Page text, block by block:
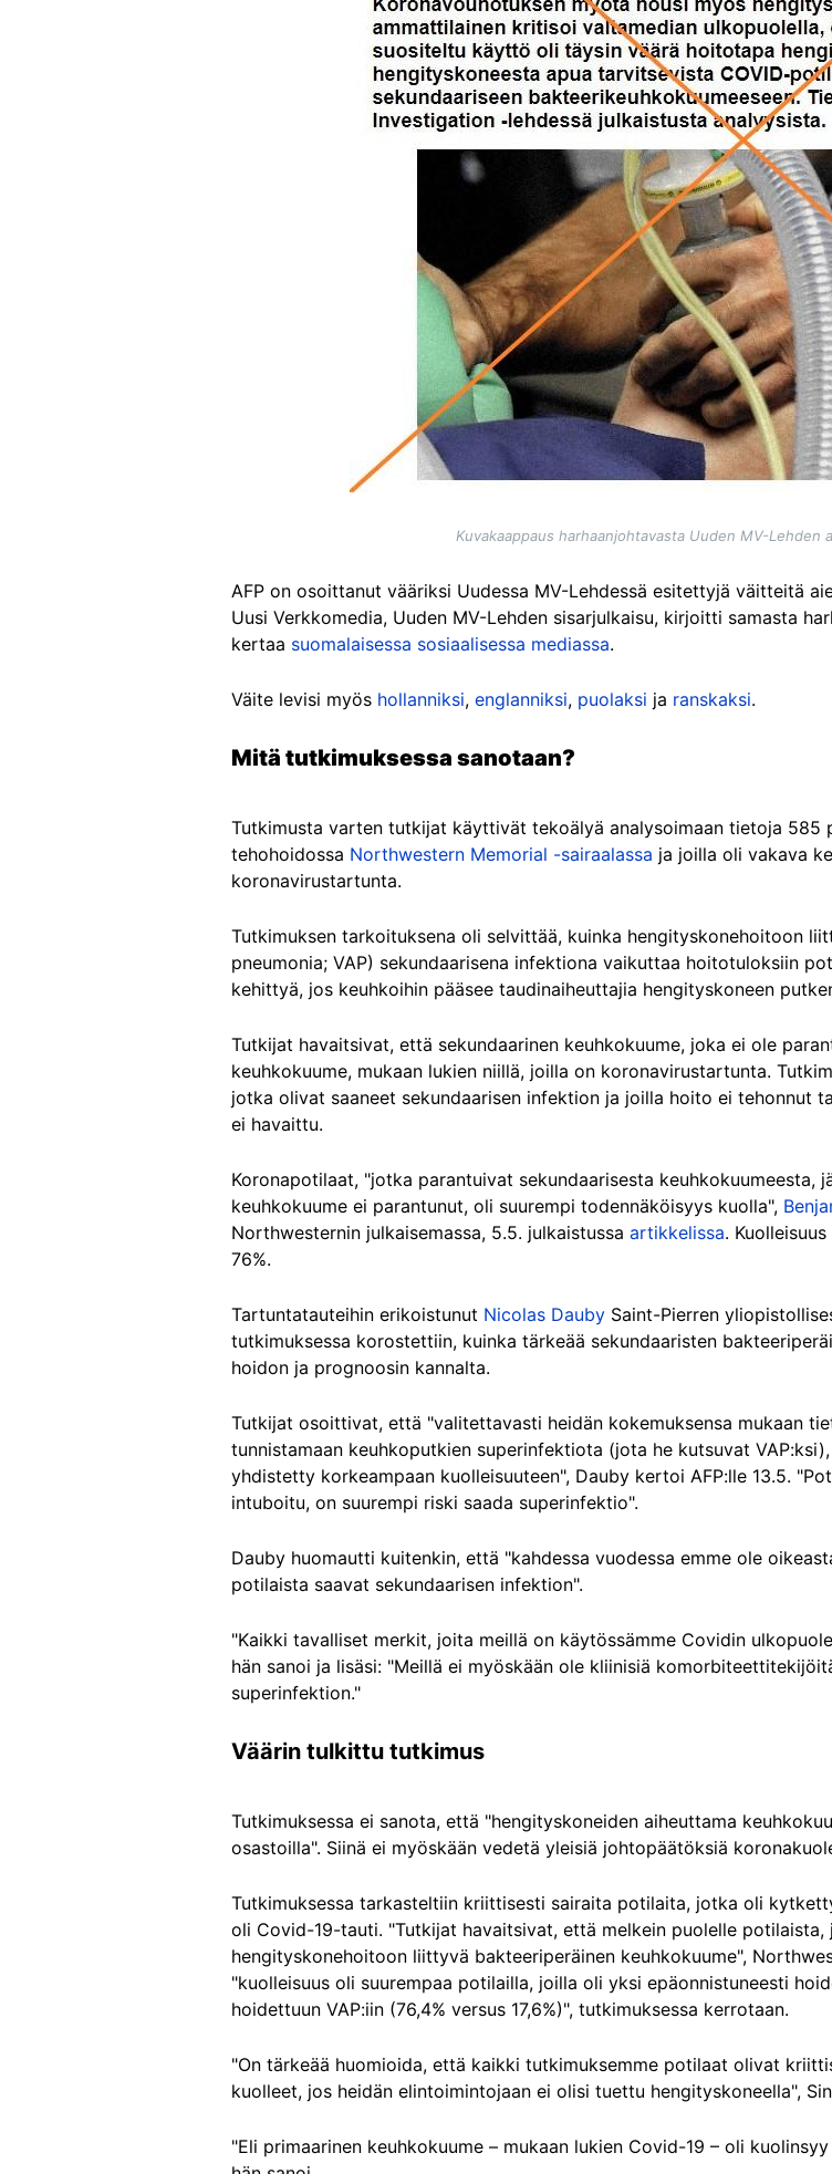
Kuvakaappaus harhaanjohtavasta Uuden MV-
AFP on osoittanut vääriksi Uudessa MV-Lehdessä esitettyjä väitteitä
Uusi Verkkomedia, Uuden MV-Lehden sisarjulkaisu, kirjoitti samasta
kertaa suomalaisessa sosiaalisessa mediassa.
Väite levisi myös hollanniksi, englanniksi, puolaksi ja ranskaksi.
Mitä tutkimuksessa sanotaan?
Tutkimusta varten tutkijat käyttivät tekoälyä analysoimaan tietoja
tehohoidossa Northwestern Memorial -sairaalassa ja joilla oli vakava
koronavirustartunta.
Tutkimuksen tarkoituksena oli selvittää, kuinka hengityskonehoitoon
pneumonia; VAP) sekundaarisena infektiona vaikuttaa hoitotuloksiin
kehittyä, jos keuhkoihin pääsee taudinaiheuttajia hengityskoneen
Tutkijat havaitsivat, että sekundaarinen keuhkokuume, joka ei ole
keuhkokuume, mukaan lukien niillä, joilla on koronavirustartunta.
jotka olivat saaneet sekundaarisen infektion ja joilla hoito ei tehonnut
ei havaittu.
Koronapotilaat, "jotka parantuivat sekundaarisesta keuhkokuumeesta,
keuhkokuume ei parantunut, oli suurempi todennäköisyys kuolla",
Northwesternin julkaisemassa, 5.5. julkaistussa artikkelissa.
76%.
Tartuntatauteihin erikoistunut Nicolas Dauby Saint-Pierren
tutkimuksessa korostettiin, kuinka tärkeää sekundaaristen
hoidon ja prognoosin kannalta.
Tutkijat osoittivat, että "valitettavasti heidän kokemuksensa mukaan
tunnistamaan keuhkoputkien superinfektiota (jota he kutsuvat
yhdistetty korkeampaan kuolleisuuteen", Dauby kertoi AFP:lle 13.5.
intuboitu, on suurempi riski saada superinfektio".
Dauby huomautti kuitenkin, että "kahdessa vuodessa emme ole
potilaista saavat sekundaarisen infektion".
"Kaikki tavalliset merkit, joita meillä on käytössämme Covidin
hän sanoi ja lisäsi: "Meillä ei myöskään ole kliinisiä
superinfektion."
Väärin tulkittu tutkimus
Tutkimuksessa ei sanota, että "hengityskoneiden aiheuttama
osastoilla". Siinä ei myöskään vedetä yleisiä johtopäätöksiä
Tutkimuksessa tarkasteltiin kriittisesti sairaita potilaita, jotka oli
oli Covid-19-tauti. "Tutkijat havaitsivat, että melkein puolelle
hengityskonehoitoon liittyvä bakteeriperäinen keuhkokuume",
"kuolleisuus oli suurempaa potilailla, joilla oli yksi epäonnistuneesti
hoidettuun VAP:iin (76,4% versus 17,6%)", tutkimuksessa kerrotaan.
"On tärkeää huomioida, että kaikki tutkimuksemme potilaat olivat
kuolleet, jos heidän elintoimintojaan ei olisi tuettu hengityskoneella",
"Eli primaarinen keuhkokuume – mukaan lukien Covid-19 – oli